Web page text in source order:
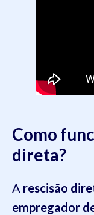
Como
direta?
A rescisão
empregador